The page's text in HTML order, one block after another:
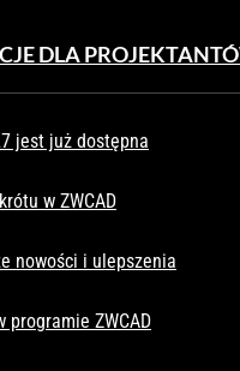
DLA
jest już dostępna
w ZWCAD
nowości i ulepszenia
ZWCAD